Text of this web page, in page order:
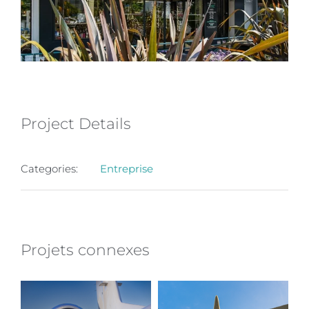
Project Details
Categories: Entreprise
Projets connexes